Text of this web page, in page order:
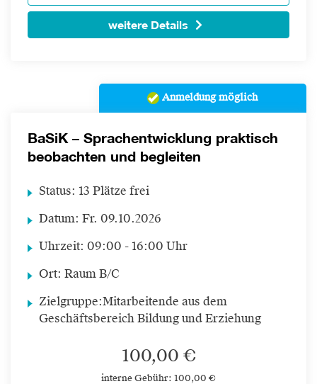
weitere Details
Anmeldung möglich
BaSiK – Sprachentwicklung praktisch
beobachten und begleiten
Status: 13 Plätze frei
Datum: Fr. 09.10.2026
Uhrzeit: 09:00 - 16:00 Uhr
Ort: Raum B/C
Zielgruppe:Mitarbeitende aus dem
Geschäftsbereich Bildung und Erziehung
100,00 €
interne Gebühr: 100,00 €